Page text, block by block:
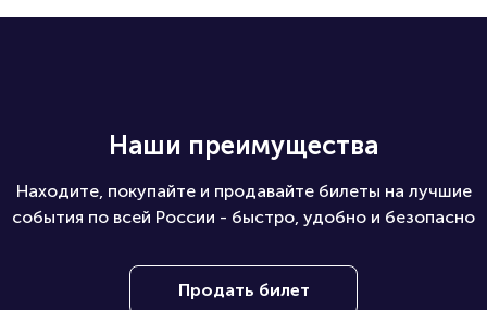
Наши преимущества
Находите, покупайте и продавайте билеты на лучшие
события по всей России - быстро, удобно и безопасно
Продать билет